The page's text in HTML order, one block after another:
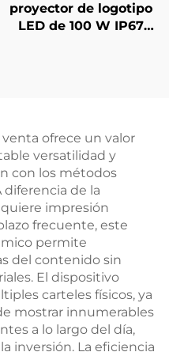
proyector de logotipo
LED de 100 W IP67
ofrece un valor
versatilidad y
con los métodos
diferencia de la
impresión
frecuente, este
permite
del contenido sin
El dispositivo
carteles físicos, ya
mostrar innumerables
a lo largo del día,
inversión. La eficiencia